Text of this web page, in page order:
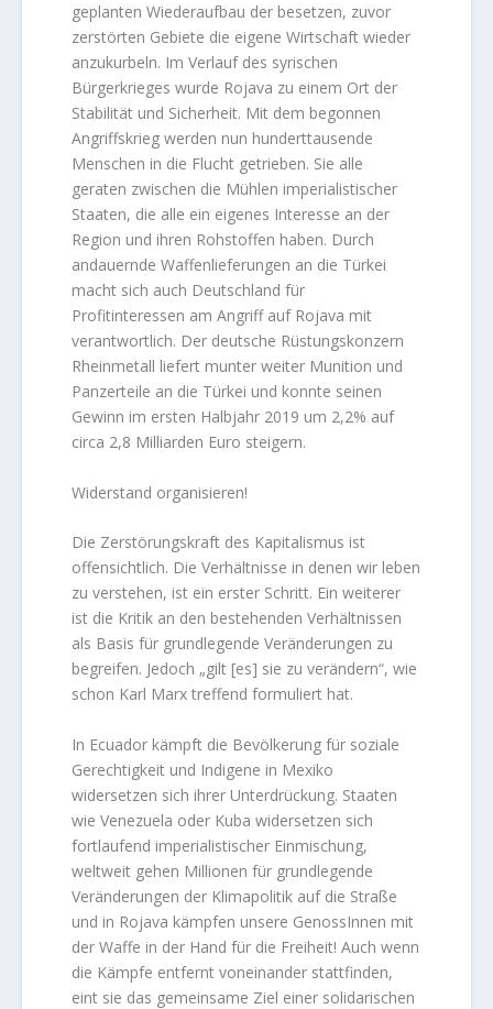
geplanten Wiederaufbau der besetzen, zuvor
zerstörten Gebiete die eigene Wirtschaft wieder
anzukurbeln. Im Verlauf des syrischen
Bürgerkrieges wurde Rojava zu einem Ort der
Stabilität und Sicherheit. Mit dem begonnen
Angriffskrieg werden nun hunderttausende
Menschen in die Flucht getrieben. Sie alle
geraten zwischen die Mühlen imperialistischer
Staaten, die alle ein eigenes Interesse an der
Region und ihren Rohstoffen haben. Durch
andauernde Waffenlieferungen an die Türkei
macht sich auch Deutschland für
Profitinteressen am Angriff auf Rojava mit
verantwortlich. Der deutsche Rüstungskonzern
Rheinmetall liefert munter weiter Munition und
Panzerteile an die Türkei und konnte seinen
Gewinn im ersten Halbjahr 2019 um 2,2% auf
circa 2,8 Milliarden Euro steigern.
Widerstand organisieren!
Die Zerstörungskraft des Kapitalismus ist
offensichtlich. Die Verhältnisse in denen wir leben
zu verstehen, ist ein erster Schritt. Ein weiterer
ist die Kritik an den bestehenden Verhältnissen
als Basis für grundlegende Veränderungen zu
begreifen. Jedoch „gilt [es] sie zu verändern“, wie
schon Karl Marx treffend formuliert hat.
In Ecuador kämpft die Bevölkerung für soziale
Gerechtigkeit und Indigene in Mexiko
widersetzen sich ihrer Unterdrückung. Staaten
wie Venezuela oder Kuba widersetzen sich
fortlaufend imperialistischer Einmischung,
weltweit gehen Millionen für grundlegende
Veränderungen der Klimapolitik auf die Straße
und in Rojava kämpfen unsere GenossInnen mit
der Waffe in der Hand für die Freiheit! Auch wenn
die Kämpfe entfernt voneinander stattfinden,
eint sie das gemeinsame Ziel einer solidarischen